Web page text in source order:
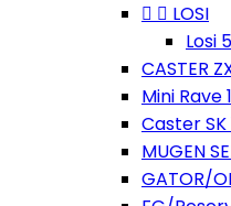
  LOSI
Losi
CASTER
Mini Rave
Caster
MUGEN
GATOR/